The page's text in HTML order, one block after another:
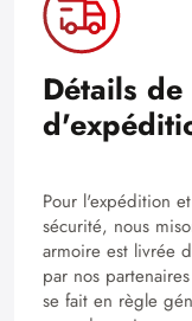
Détails
Pour l'expédition
sécurité, nous
armoire est livrée
par nos
se fait en règle